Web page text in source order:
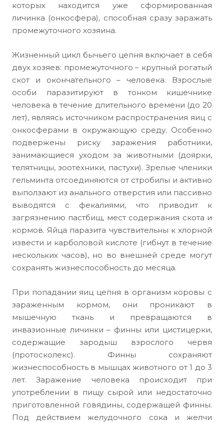
которых находится уже сформированная
личинка (онкосфера), способная сразу заражать
промежуточного хозяина.
Жизненный цикл бычьего цепня включает в себя
двух хозяев: промежуточного – крупный рогатый
скот и окончательного – человека. Взрослые
особи паразитируют в тонком кишечнике
человека в течение длительного времени (до 20
лет), являясь источником распространения яиц с
онкосферами в окружающую среду. Особенно
подвержены риску заражения работники,
занимающиеся уходом за животными (доярки,
телятницы, зоотехники, пастухи). Зрелые членики
гельминта отсоединяются от стробилы и активно
выползают из анального отверстия или пассивно
выводятся с фекалиями, что приводит к
загрязнению пастбищ, мест содержания скота и
кормов. Яйца паразита чувствительны к хлорной
извести и карболовой кислоте (гибнут в течение
нескольких часов), но во внешней среде могут
сохранять жизнеспособность до месяца.
При попадании яиц цепня в организм коровы с
зараженным кормом, они проникают в
мышечную ткань и превращаются в
инвазионные личинки – финны или цистицерки,
содержащие зародыш взрослого червя
(протосколекс). Финны сохраняют
жизнеспособность в мышцах животного от 1 до 3
лет. Заражение человека происходит при
употреблении в пищу сырой или недостаточно
приготовленной говядины, содержащей финны.
Под действием желудочного сока и желчи